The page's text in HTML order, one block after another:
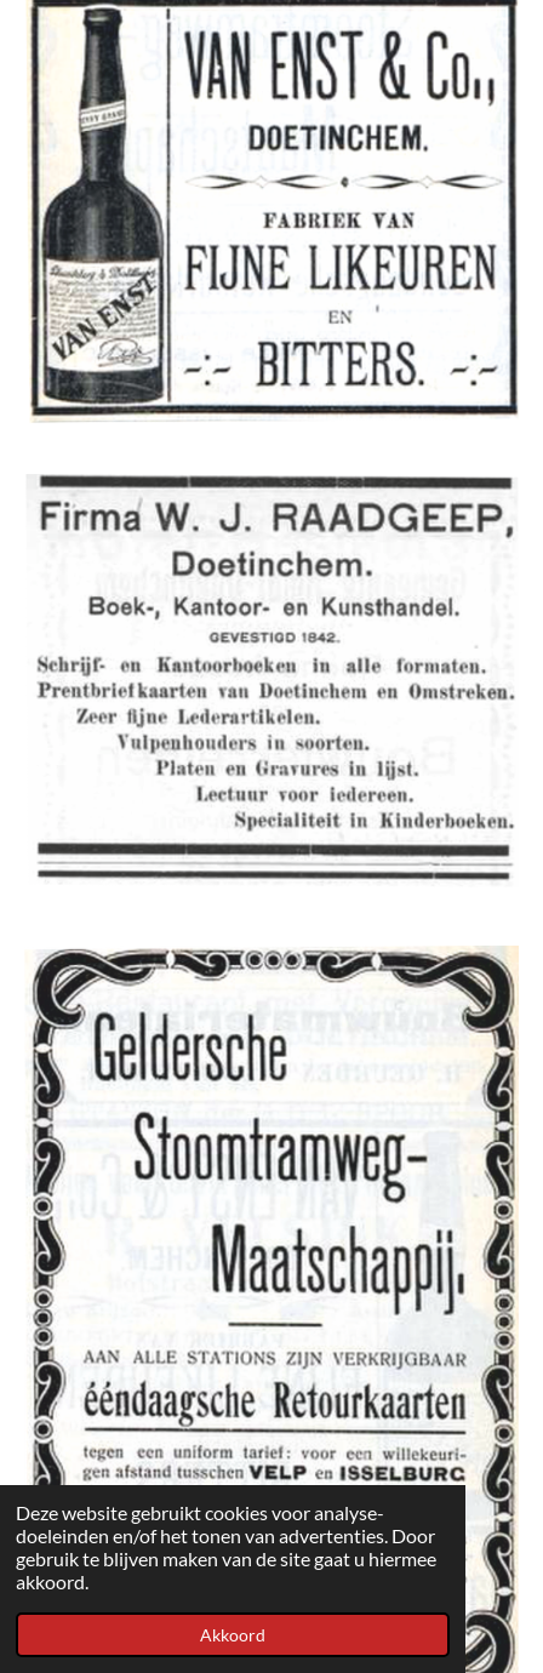
Deze website gebruikt cookies voor analyse-
doeleinden en/of het tonen van advertenties. Door
gebruik te blijven maken van de site gaat u hiermee
akkoord.
Akkoord